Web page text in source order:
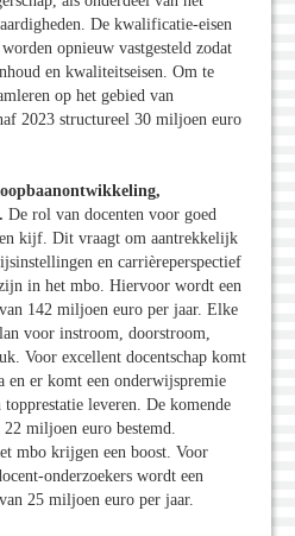
De kwalificatie-eisen
opnieuw vastgesteld zodat
en kwaliteitseisen. Om te
op het gebied van
2023 structureel 30 miljoen euro
De rol van docenten voor goed
kijf. Dit vraagt om aantrekkelijk
en carrièreperspectief
in het mbo. Hiervoor wordt een
142 miljoen euro per jaar. Elke
voor instroom, doorstroom,
Voor excellent docentschap komt
en er komt een onderwijspremie
leveren. De komende
miljoen euro bestemd.
mbo krijgen een boost. Voor
onderzoekers wordt een
25 miljoen euro per jaar.